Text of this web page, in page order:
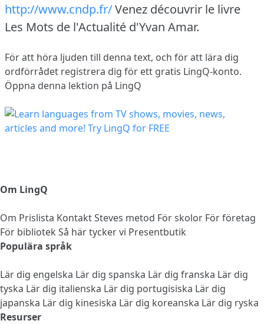
http://www.cndp.fr/Venez découvrir le livre
Les Mots de l'Actualité d'Yvan Amar.
För att höra ljuden till denna text, och för att lära dig
ordförrådet registrera dig för ett gratis LingQ-konto.
Öppna denna lektion på LingQ
Om LingQ
Om Prislista KontaktSteves metod För skolor För företag
För bibliotek Så här tycker vi Presentbutik
Populära språk
Lär dig engelska Lär dig spanska Lär dig franska Lär dig
tyska Lär dig italienska Lär dig portugisiska Lär dig
japanska Lär dig kinesiska Lär dig koreanska Lär dig ryska
Resurser